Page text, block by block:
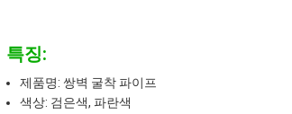
특징:
제품명: 쌍벽 굴착 파이프
색상: 검은색, 파란색